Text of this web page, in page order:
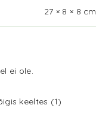
27 × 8 × 8 cm
ei ole.
keeltes (1)